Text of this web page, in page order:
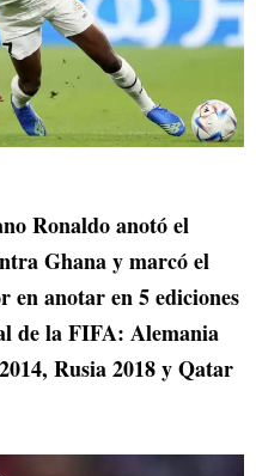
Ronaldo anotó el
Ghana y marcó el
en anotar en 5 ediciones
de la FIFA: Alemania
Rusia 2018 y Qatar